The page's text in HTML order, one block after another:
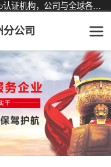
公司
证业务一览表
质量管理体系认证
环境管理体系认证
ISO45001职业健康安全管理体系认证